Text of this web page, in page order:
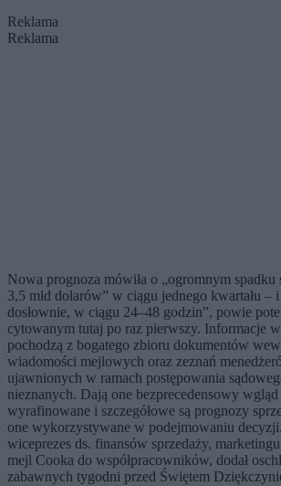
Reklama
Reklama
Nowa prognoza mówiła o „ogromnym spadku
3,5 mld dolarów” w ciągu jednego kwartału – i
dosłownie, w ciągu 24–48 godzin”, powie
cytowanym tutaj po raz pierwszy. Informacje
pochodzą z bogatego zbioru dokumentów
wiadomości mejlowych oraz zeznań
ujawnionych w ramach postępowania
nieznanych. Dają one bezprecedensowy
wyrafinowane i szczegółowe są prognozy
one wykorzystywane w podejmowaniu
wiceprezes ds. finansów sprzedaży,
mejl Cooka do współpracowników, dodał
zabawnych tygodni przed Świętem